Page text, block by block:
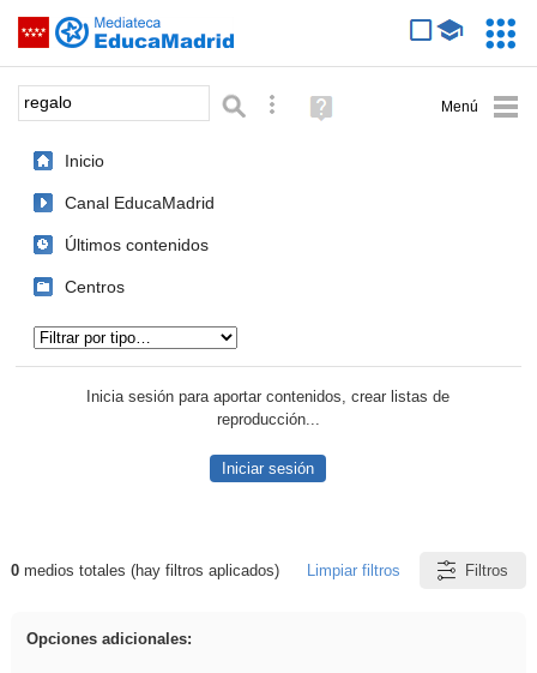
Saltar navegación
Palabra o frase: Búsqueda avanzada
Ayuda
(en
Inicio
Canal EducaMadrid
Últimos contenidos
Centros
Inicia sesión para aportar contenidos, crear listas de
reproducción...
Iniciar sesión
Resultados de: regalo
0medios totales (hay filtros aplicados) Limpiar filtros Filtros
Opciones adicionales: